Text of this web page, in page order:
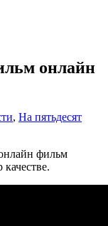
онлайн
, На пятьдесят
фильм